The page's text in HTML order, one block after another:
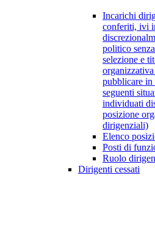
Incarichi
conferiti, ivi
politico
selezione e
pubblicare in
seguenti
individuati
posizione
dirigenziali)
Elenco
Posti di
Ruolo
Dirigenti cessati